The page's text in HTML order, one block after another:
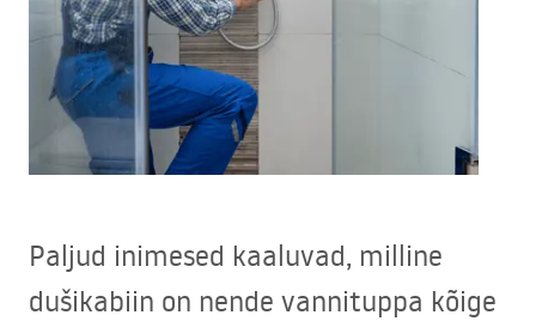
Paljud inimesed kaaluvad, milline
dušikabiin on nende vannituppa kõige